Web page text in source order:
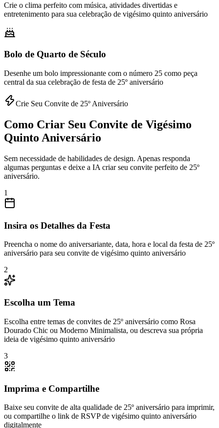
Crie o clima perfeito com música, atividades divertidas e
entretenimento para sua celebração de vigésimo quinto aniversário
Bolo de Quarto de Século
Desenhe um bolo impressionante com o número 25 como peça
central da sua celebração de festa de 25º aniversário
Crie Seu Convite de 25º Aniversário
Como Criar Seu Convite de Vigésimo
Quinto Aniversário
Sem necessidade de habilidades de design. Apenas responda
algumas perguntas e deixe a IA criar seu convite perfeito de 25º
aniversário.
1
Insira os Detalhes da Festa
Preencha o nome do aniversariante, data, hora e local da festa de 25º
aniversário para seu convite de vigésimo quinto aniversário
2
Escolha um Tema
Escolha entre temas de convites de 25º aniversário como Rosa
Dourado Chic ou Moderno Minimalista, ou descreva sua própria
ideia de vigésimo quinto aniversário
3
Imprima e Compartilhe
Baixe seu convite de alta qualidade de 25º aniversário para imprimir,
ou compartilhe o link de RSVP de vigésimo quinto aniversário
digitalmente